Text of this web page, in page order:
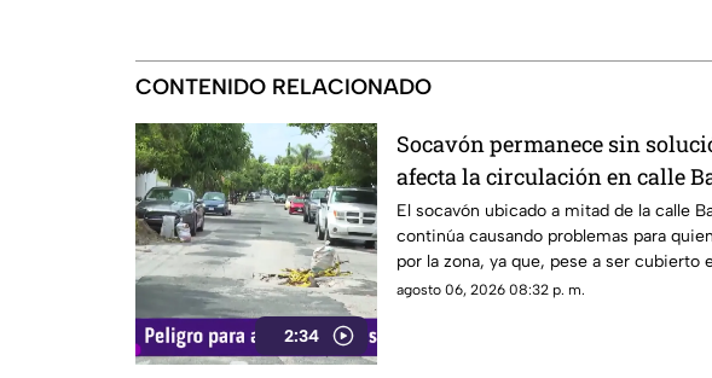
CONTENIDO RELACIONADO
2:34
Socavón permanece sin
afecta la circulación en calle
El socavón ubicado a mitad de la calle
continúa causando problemas para
por la zona, ya que, pese a ser cubierto
ocasiones, vuelve a aparecer con el paso
agosto 06, 2026 08:32 p. m.